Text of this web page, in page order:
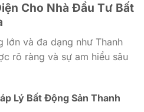
Cho Nhà Đầu Tư Bất
và đa dạng như Thanh
rõ ràng và sự am hiểu sâu
Lý Bất Động Sản Thanh